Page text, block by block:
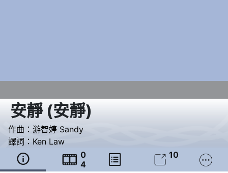
安靜(安靜)
作曲： 游智婷 Sandy
譯詞： Ken Law
  0
4
  10 